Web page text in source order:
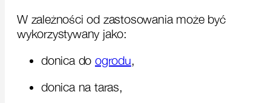
W zależności od zastosowania może być
wykorzystywany jako:
donica doogrodu,
donica na taras,